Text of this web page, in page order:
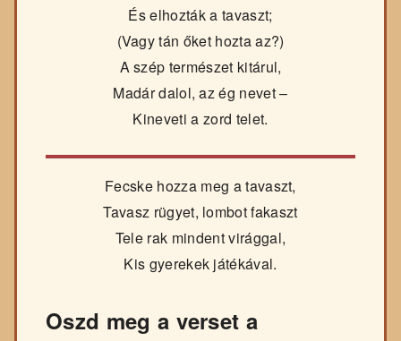
És elhozták a tavaszt;
(Vagy tán őket hozta az?)
A szép természet kitárul,
Madár dalol, az ég nevet –
Kineveti a zord telet.
Fecske hozza meg a tavaszt,
Tavasz rügyet, lombot fakaszt
Tele rak mindent virággal,
Kis gyerekek játékával.
Oszd meg a verset a